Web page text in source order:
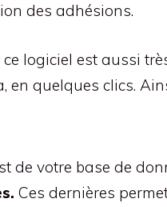
des adhésions.
ce logiciel est aussi
en quelques clics.
de votre base de
Ces dernières